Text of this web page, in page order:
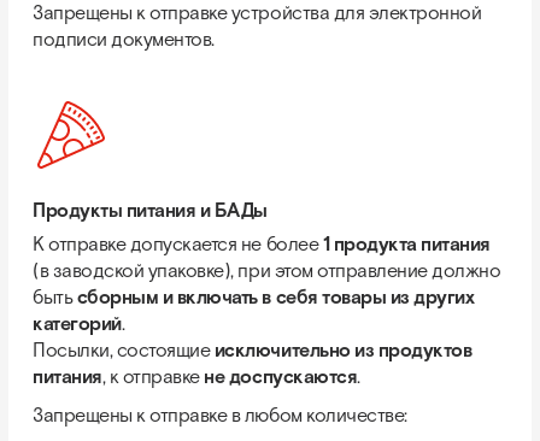
Запрещены к отправке устройства для электронной
подписи документов.
Продукты питания и БАДы
К отправке допускается не более1 продукта питания
(в заводской упаковке), при этом отправление должно
бытьсборным и включать в себя товары из других
категорий.
Посылки, состоящиеисключительно из продуктов
питания, к отправкене доспускаются.
Запрещены к отправке в любом количестве: